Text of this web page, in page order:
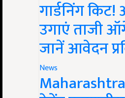
गार्डनिंग
उगाएं ताजी
जानें आवेदन
News